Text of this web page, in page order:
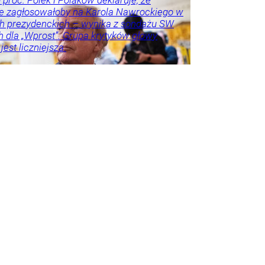
zagłosowałoby na Karola Nawrockiego w
prezydenckich – wynika z sondażu SW
dla „Wprost”. Grupa krytyków głowy
liczniejsza.